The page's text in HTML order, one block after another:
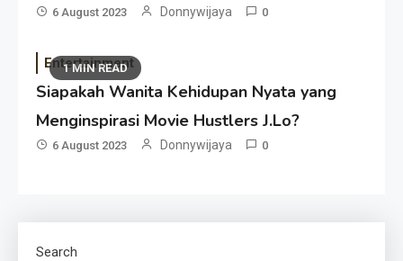
6 August 2023 Donnywijaya 0
1 MIN READ
Entertainment
Siapakah Wanita Kehidupan Nyata yang
Menginspirasi Movie Hustlers J.Lo?
6 August 2023 Donnywijaya 0
Search